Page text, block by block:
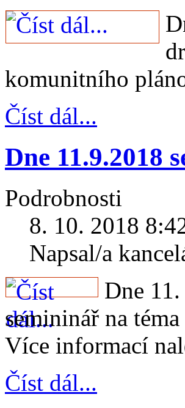
komunitního
Číst dál...
Dne 11.9.2018
Podrobnosti
8. 10. 2018
Napsal/a
Dne
semininář na
Více informací
Číst dál...